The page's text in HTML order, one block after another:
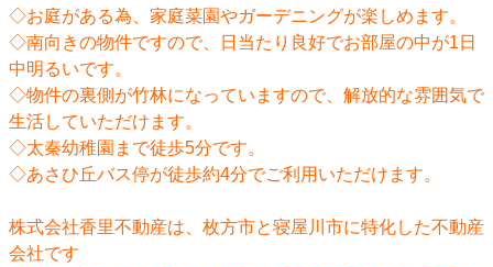
◇お庭がある為、家庭菜園やガーデニングが楽しめます。
◇南向きの物件ですので、日当たり良好でお部屋の中が1日
中明るいです。
◇物件の裏側が竹林になっていますので、解放的な雰囲気で
生活していただけます。
◇太秦幼稚園まで徒歩5分です。
◇あさひ丘バス停が徒歩約4分でご利用いただけます。
株式会社香里不動産は、枚方市と寝屋川市に特化した不動産
会社です